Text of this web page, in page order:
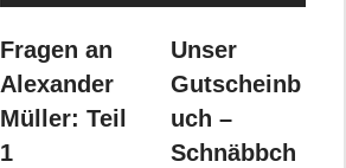
Fragen an
Alexander
Müller: Teil
1
Unser
Gutscheinb
uch –
Schnäbbch